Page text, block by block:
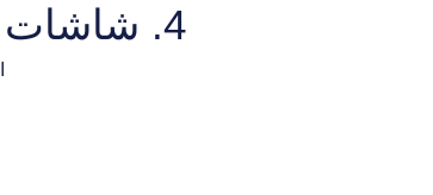
4. شاشات بإطار من الزنك والمعادن